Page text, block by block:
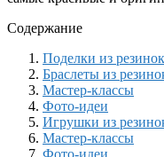
Содержание
Поделки из
Браслеты из
Мастер-классы
Фото-идеи
Игрушки из
Мастер-классы
Фото-идеи